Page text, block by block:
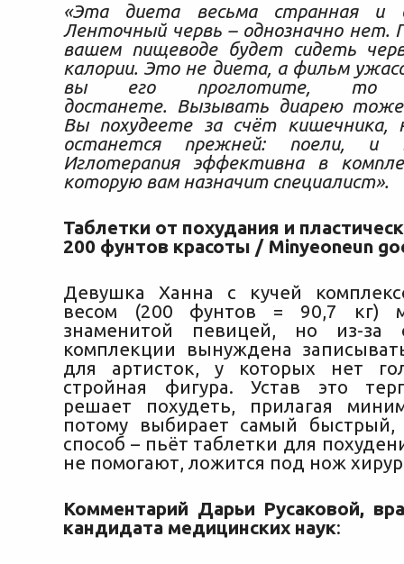
«Эта диета весьма странная и
Ленточный червь – однозначно нет.
вашем пищеводе будет сидеть
калории. Это не диета, а фильм
вы его проглотите, то
достанете. Вызывать диарею тоже
Вы похудеете за счёт кишечника,
останется прежней: поели, и
Иглотерапия эффективна в
которую вам назначит специалист».
Таблетки от похудания и
200 фунтов красоты / Minyeoneun
Девушка Ханна с кучей
весом (200 фунтов = 90,7 кг)
знаменитой певицей, но из-за
комплекции вынуждена
для артисток, у которых нет
стройная фигура. Устав это
решает похудеть, прилагая
потому выбирает самый быстрый,
способ – пьёт таблетки для
не помогают, ложится под нож
Комментарий Дарьи Русаковой,
кандидата медицинских наук: